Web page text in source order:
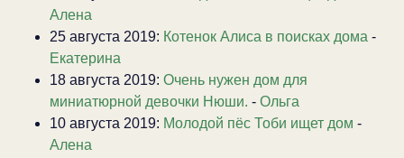
Алена
25 августа 2019: Котенок Алиса в поисках дома -
Екатерина
18 августа 2019: Очень нужен дом для
миниатюрной девочки Нюши. - Ольга
10 августа 2019: Молодой пёс Тоби ищет дом -
Алена